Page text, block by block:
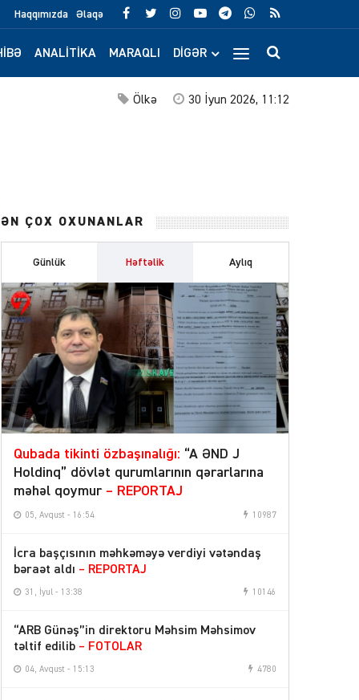
Haqqımızda Əlaqə
ANALITIKA MARAQLI DIGƏR
30 İyun 2026, 11:12
Ölkə
ƏN ÇOX OXUNANLAR
Günlük Həftəlik Aylıq
Qubada tikinti özbaşınalığı: “A ƏND J
Holdinq” dövlət qurumlarının qərarlarına
məhəl qoymur – REPORTAJ
05, Avqust - 16:54 10987
İcra başçısının məhkəməyə verdiyi vətəndaş
bəraət aldı – REPORTAJ
31, İyul - 13:38 10146
“ARB Günəş”in direktoru Məhsim Məhsimov
təltif edilib – FOTOLAR
04, Avqust - 15:13 4780